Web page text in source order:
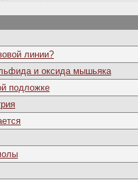
линии?
и оксида мышьяка
подложке